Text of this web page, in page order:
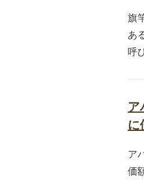
旗
あ
呼
ア
に
ア
価